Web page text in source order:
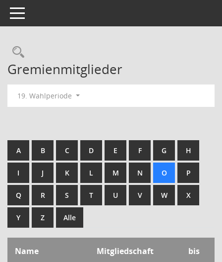
Toggle navigation
Rechercheauswahl
Gremienmitglieder
19. Wahlperiode
A B C D E F G H
I J K L M N O P
Q R S T U V W X
Y Z Alle
Name Mitgliedschaft bis